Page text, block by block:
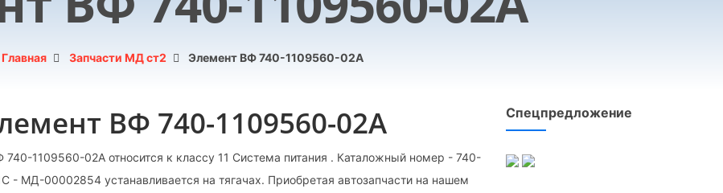
Главная Запчасти МД ст2 Элемент ВФ 740-1109560-02А
ВФ 740-1109560-02А
740-1109560-02А относится к классу 11 Система питания . Каталожный номер - 740-
- МД-00002854 устанавливается на тягачах. Приобретая автозапчасти на нашем
Спецпредложение